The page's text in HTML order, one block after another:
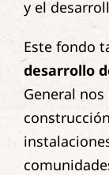
y el
Este fondo
desarrollo
General